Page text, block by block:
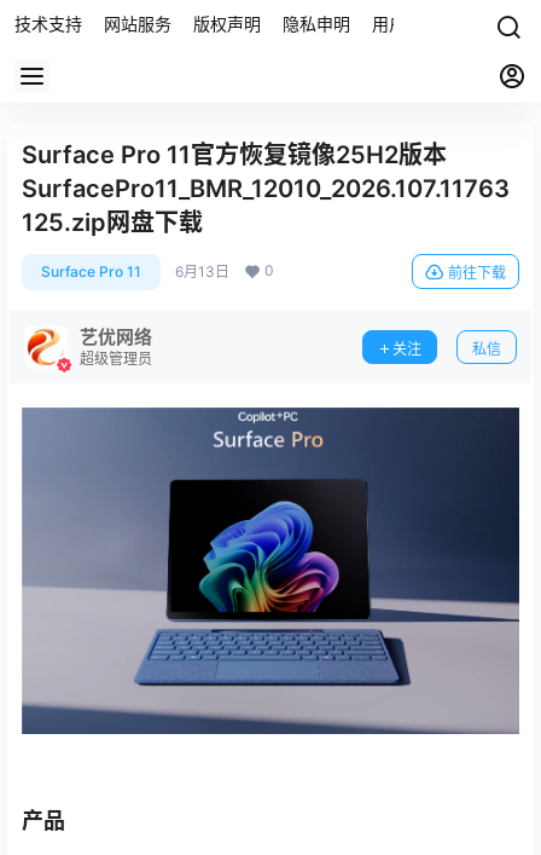
技术支持 网站服务 版权声明 隐私申明 用户协议 联系我们
Surface Pro 11官方恢复镜像25H2版本
SurfacePro11_BMR_12010_2026.107.11763
125.zip网盘下载
Surface Pro 11 6月13日 0 前往下载
艺优网络
超级管理员
关注 私信
产品